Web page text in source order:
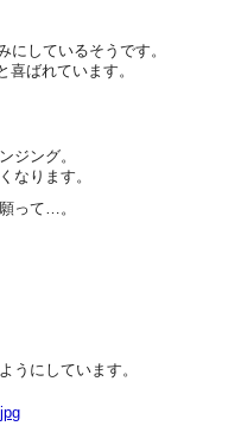
にしているそうです。
ばれています。
ジング。
なります。
って…。
うにしています。